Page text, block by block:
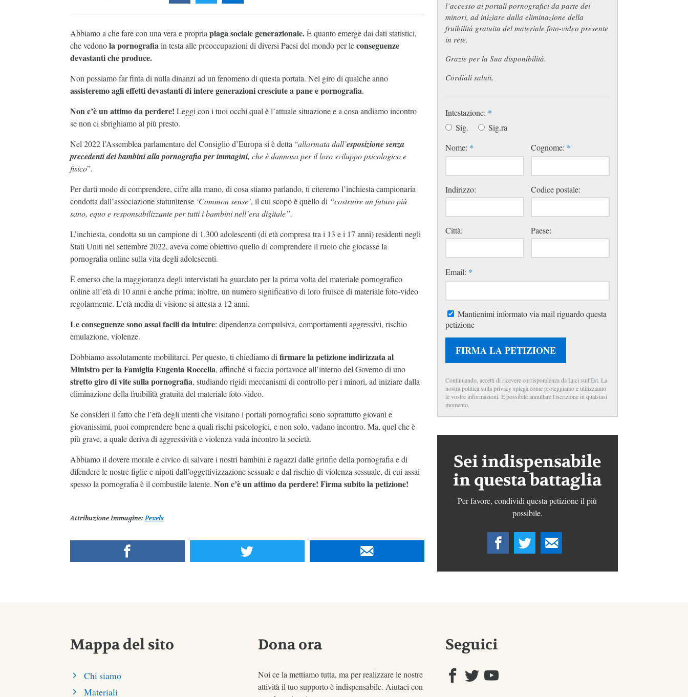
Abbiamo a che fare con una vera e propria piaga sociale generazionale.È quanto emerge dai dati statistici,
che vedonola pornografiain testa alle preoccupazioni di diversi Paesi del mondo per leconseguenze
devastanti che produce.
Non possiamo far finta di nulla dinanzi ad un fenomeno di questa portata. Nel giro di qualche anno
assisteremo agli effetti devastanti di intere generazioni cresciute a pane e pornografia.
Non c’è un attimo da perdere! Leggi con i tuoi occhi qual è l’attuale situazione e a cosa andiamo incontro
se non ci sbrighiamo al più presto.
Nel 2022 l’Assemblea parlamentare del Consiglio d’Europa si è detta “allarmata dall’esposizione senza
precedenti dei bambini alla pornografia per immagini, che è dannosa per il loro sviluppo psicologico e
fisico”.
Per darti modo di comprendere, cifre alla mano, di cosa stiamo parlando, ti citeremo l’inchiesta campionaria
condotta dall’associazione statunitense ‘Common sense’, il cui scopo è quello di “costruire un futuro più
sano, equo e responsabilizzante per tutti i bambini nell’era digitale”.
L’inchiesta, condotta su un campione di 1.300 adolescenti (di età compresa tra i 13 e i 17 anni) residenti negli
Stati Uniti nel settembre 2022, aveva come obiettivo quello di comprendere il ruolo che giocasse la
pornografia online sulla vita degli adolescenti.
È emerso che la maggioranza degli intervistati ha guardato per la prima volta del materiale pornografico
online all’età di 10 anni e anche prima; inoltre, un numero significativo di loro fruisce di materiale foto-video
regolarmente. L’età media di visione si attesta a 12 anni.
Le conseguenze sono assai facili da intuire: dipendenza compulsiva, comportamenti aggressivi, rischio
emulazione, violenze.
Dobbiamo assolutamente mobilitarci. Per questo, ti chiediamo di firmare la petizione indirizzata al
Ministro per la Famiglia Eugenia Roccella, affinché si faccia portavoce all’interno del Governo di uno
stretto giro di vite sulla pornografia, studiando rigidi meccanismi di controllo per i minori, ad iniziare dalla
eliminazione della fruibilità gratuita del materiale foto-video.
Se consideri il fatto che l’età degli utenti che visitano i portali pornografici sono soprattutto giovani e
giovanissimi, puoi comprendere bene a quali rischi psicologici, e non solo, vadano incontro. Ma, quel che è
più grave, a quale deriva di aggressività e violenza vada incontro la società.
Abbiamo il dovere morale e civico di salvare i nostri bambini e ragazzi dalle grinfie della pornografia e di
difendere le nostre figlie e nipoti dall’oggettivizzazione sessuale e dal rischio di violenza sessuale, di cui assai
spesso la pornografia è il combustile latente. Non c’è un attimo da perdere! Firma subito la petizione!
Attribuzione Immagine:Pexels
l’accesso ai portali pornografici da parte dei
minori, ad iniziare dalla eliminazione della
fruibilità gratuita del materiale foto-video presente
in rete.
Grazie per la Sua disponibilità.
Cordiali saluti,
Intestazione: *
Sig.
Sig.ra
Nome: * Cognome: *
Indirizzo: Codice postale:
Città: Paese:
Email: *
Mantienimi informato via mail riguardo questa
petizione
FIRMA LA PETIZIONE
Continuando, accetti di ricevere corrispondenza da Luci sull'Est. La
nostra politica sulla privacy spiega come proteggiamo e utilizziamo
le vostre informazioni. È possibile annullare l'iscrizione in qualsiasi
momento.
Sei indispensabile
in questa battaglia
Per favore, condividi questa petizione il più
possibile.
Mappa del sito
Chi siamo
Materiali
Dona ora
Noi ce la mettiamo tutta, ma per realizzare le nostre
attività il tuo supporto è indispensabile. Aiutaci con
Seguici